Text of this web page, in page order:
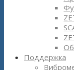
Поддержка